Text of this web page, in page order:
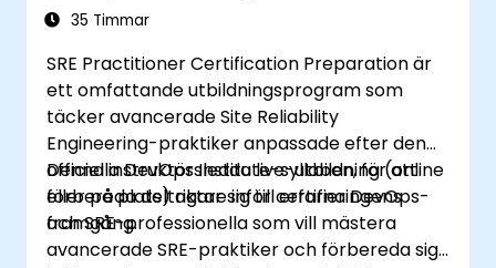
35 Timmar
SRE Practitioner Certification Preparation är
ett omfattande utbildningsprogram som
täcker avancerade Site Reliability
Engineering-praktiker anpassade efter den
officiella DevOps Institute-syllaben, för att
förbereda deltagare inför certifieringens
framgång.
Denna instruktörsledda live-utbildning (online
eller på plats) riktar sig till erfarna DevOps-
och SRE-professionella som vill mästera
avancerade SRE-praktiker och förbereda sig